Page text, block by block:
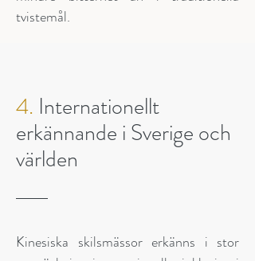
tvistemål.
4. Internationellt
erkännande i Sverige och
världen
Kinesiska skilsmässor erkänns i stor